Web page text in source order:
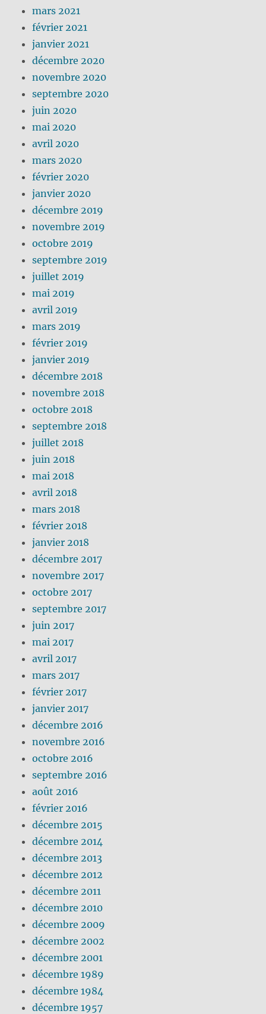
mars 2021
février 2021
janvier 2021
décembre 2020
novembre 2020
septembre 2020
juin 2020
mai 2020
avril 2020
mars 2020
février 2020
janvier 2020
décembre 2019
novembre 2019
octobre 2019
septembre 2019
juillet 2019
mai 2019
avril 2019
mars 2019
février 2019
janvier 2019
décembre 2018
novembre 2018
octobre 2018
septembre 2018
juillet 2018
juin 2018
mai 2018
avril 2018
mars 2018
février 2018
janvier 2018
décembre 2017
novembre 2017
octobre 2017
septembre 2017
juin 2017
mai 2017
avril 2017
mars 2017
février 2017
janvier 2017
décembre 2016
novembre 2016
octobre 2016
septembre 2016
août 2016
février 2016
décembre 2015
décembre 2014
décembre 2013
décembre 2012
décembre 2011
décembre 2010
décembre 2009
décembre 2002
décembre 2001
décembre 1989
décembre 1984
décembre 1957